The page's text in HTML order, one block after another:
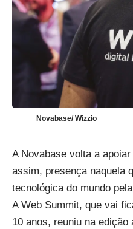
Novabase/ Wizzio
A Novabase volta a
assim, presença naquela
tecnológica do mundo
A Web Summit, que vai
10 anos, reuniu na edição